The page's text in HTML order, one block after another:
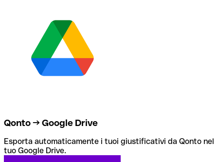
Qonto → Google Drive
Esporta automaticamente i tuoi giustificativi da Qonto nel
tuo Google Drive.